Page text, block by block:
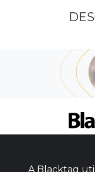
A Blacktag